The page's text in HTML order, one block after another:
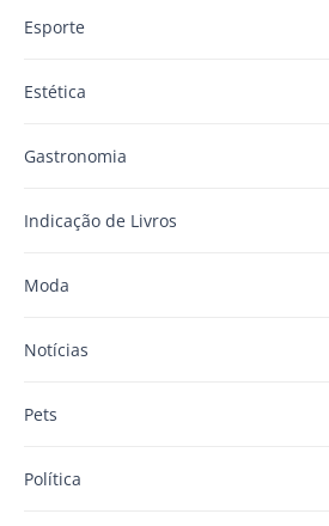
Esporte
Estética
Gastronomia
Indicação de Livros
Moda
Notícias
Pets
Política